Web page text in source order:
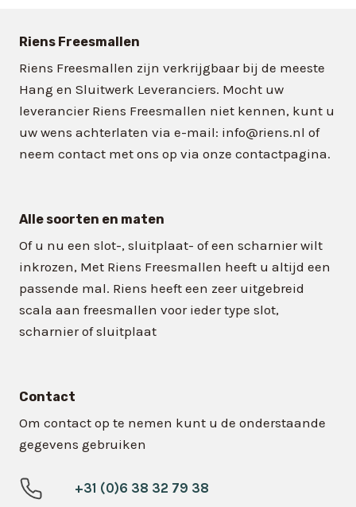
Riens Freesmallen
Riens Freesmallen zijn verkrijgbaar bij de meeste
Hang en Sluitwerk Leveranciers. Mocht uw
leverancier Riens Freesmallen niet kennen, kunt u
uw wens achterlaten via e-mail: info@riens.nl of
neem contact met ons op via onze contactpagina.
Alle soorten en maten
Of u nu een slot-, sluitplaat- of een scharnier wilt
inkrozen, Met Riens Freesmallen heeft u altijd een
passende mal. Riens heeft een zeer uitgebreid
scala aan freesmallen voor ieder type slot,
scharnier of sluitplaat
Contact
Om contact op te nemen kunt u de onderstaande
gegevens gebruiken
+31 (0)6 38 32 79 38